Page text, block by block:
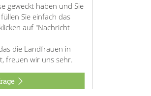
geweckt haben und Sie
Sie einfach das
auf "Nachricht
die Landfrauen in
freuen wir uns sehr.